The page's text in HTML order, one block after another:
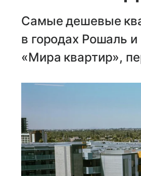
Самые дешевые
в городах Рошаль
«Мира квартир»,